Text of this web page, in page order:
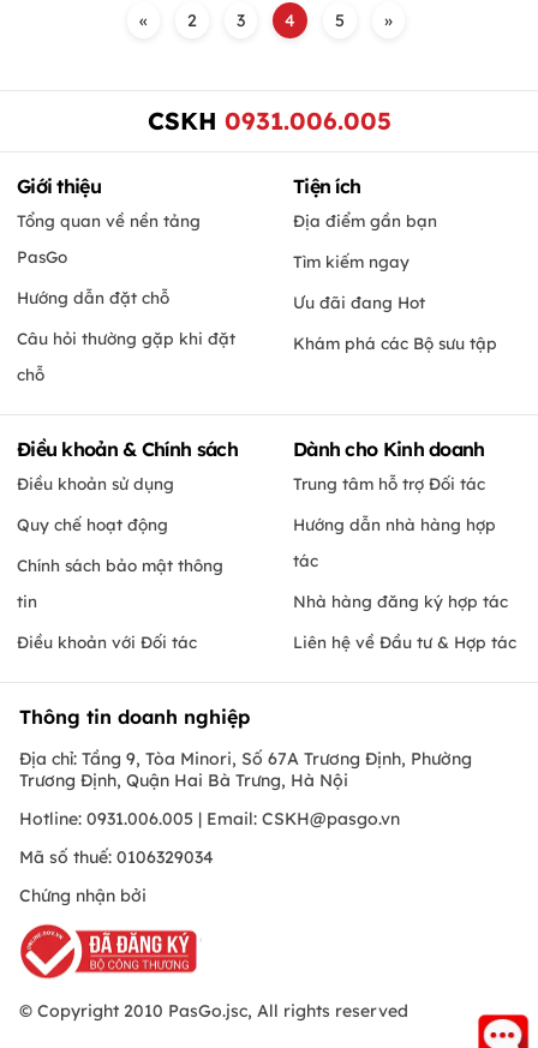
« 2 3 4 5 »
CSKH 0931.006.005
Giới thiệu
Tổng quan về nền tảng
PasGo
Hướng dẫn đặt chỗ
Câu hỏi thường gặp khi đặt
chỗ
Tiện ích
Địa điểm gần bạn
Tìm kiếm ngay
Ưu đãi đang Hot
Khám phá các Bộ sưu tập
Điều khoản & Chính sách
Điều khoản sử dụng
Quy chế hoạt động
Chính sách bảo mật thông
tin
Điều khoản với Đối tác
Dành cho Kinh doanh
Trung tâm hỗ trợ Đối tác
Hướng dẫn nhà hàng hợp
tác
Nhà hàng đăng ký hợp tác
Liên hệ về Đầu tư & Hợp tác
Thông tin doanh nghiệp
Địa chỉ: Tầng 9, Tòa Minori, Số 67A Trương Định, Phường
Trương Định, Quận Hai Bà Trưng, Hà Nội
Hotline: 0931.006.005 | Email: CSKH@pasgo.vn
Mã số thuế: 0106329034
Chứng nhận bởi
© Copyright 2010 PasGo.jsc, All rights reserved